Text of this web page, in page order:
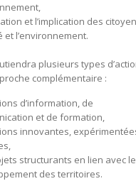
et l’implication des
et l’environnement.
plusieurs types
complémentaire :
d’information, de
et de formation,
innovantes,
structurants en lien avec le
des territoires.